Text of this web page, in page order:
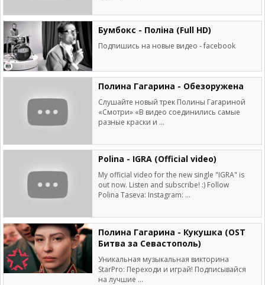
Бумбокс - Поліна (Full HD)
Подпишись на новые видео - facebook
Полина Гагарина - Обезоружена
Слушайте новый трек Полины Гагариной
«Смотри» «В видео соединились самые
разные краски и ...
Polina - IGRA (Official video)
My official video for the new single "IGRA" is
out now. Listen and subscribe! :) Follow
Polina Tasеva: Instagram: ...
Полина Гагарина - Кукушка (OST
Битва за Севастополь)
Уникальная музыкальная викторина
StarPro: Переходи и играй! Подписывайся
на лучшие ...